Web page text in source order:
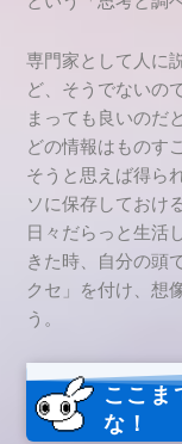
専門家として人に
ど、そうでないの
まっても良いのだ
どの情報はものす
そうと思えば得ら
ソに保存しておけ
日々だらっと生活
きた時、自分の頭
クセ」を付け、想
う。
ここま
な！